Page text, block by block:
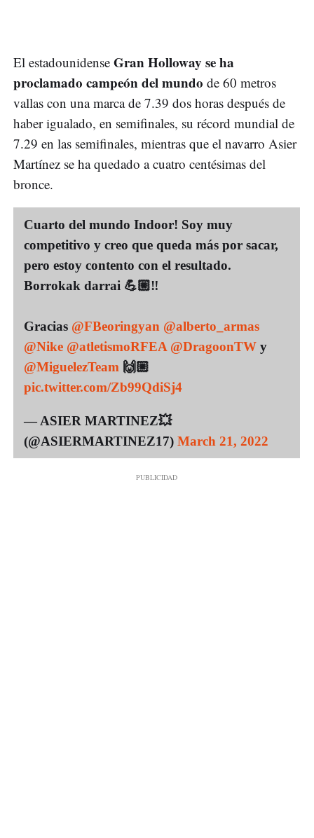
El estadounidense Gran Holloway se ha
proclamado campeón del mundo de 60 metros
vallas con una marca de 7.39 dos horas después de
haber igualado, en semifinales, su récord mundial de
7.29 en las semifinales, mientras que el navarro Asier
Martínez se ha quedado a cuatro centésimas del
bronce.
Cuarto del mundo Indoor! Soy muy
competitivo y creo que queda más por sacar,
pero estoy contento con el resultado.
Borrokak darrai 💪🏼‼️
Gracias @FBeoringyan @alberto_armas
@Nike @atletismoRFEA @DragoonTW y
@MiguelezTeam 🙌🏼
pic.twitter.com/Zb99QdiSj4
— ASIER MARTINEZ💥
(@ASIERMARTINEZ17) March 21, 2022